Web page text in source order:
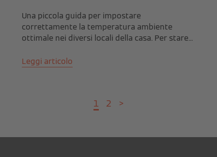
Una piccola guida per impostare
correttamente la temperatura ambiente
ottimale nei diversi locali della casa. Per stare...
Leggi articolo
1 2 >